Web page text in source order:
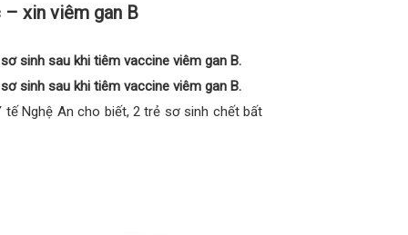
– xin viêm gan B
sinh sau khi tiêm vaccine viêm gan B.
sinh sau khi tiêm vaccine viêm gan B.
tế Nghệ An cho biết, 2 trẻ sơ sinh chết bất